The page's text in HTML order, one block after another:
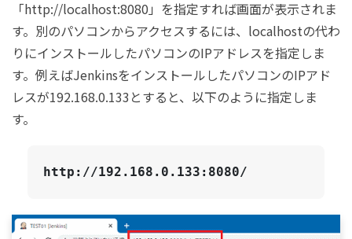
「http://localhost:8080」を指定すれば画面が表示されま
す。別のパソコンからアクセスするには、localhostの代わ
りにインストールしたパソコンのIPアドレスを指定しま
す。例えばJenkinsをインストールしたパソコンのIPアド
レスが192.168.0.133とすると、以下のように指定しま
す。
http://192.168.0.133:8080/